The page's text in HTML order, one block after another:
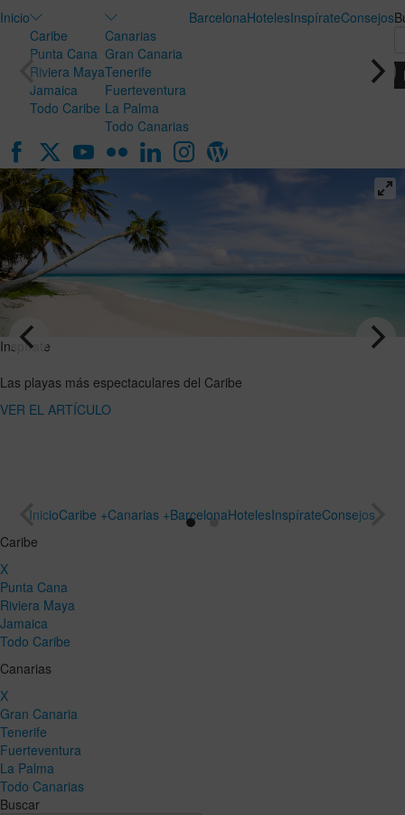
Inicio
Caribe
Punta Cana
Riviera Maya
Jamaica
Todo Caribe
Canarias
Gran Canaria
Tenerife
Fuerteventura
La Palma
Todo Canarias
BarcelonaHotelesInspírateConsejos
Inspírate
VER EL
miel en
ideal para
InicioCaribe +Canarias +BarcelonaHotelesInspírateConsejos
Caribe
X
Punta Cana
Riviera Maya
Jamaica
Todo Caribe
Canarias
X
Gran Canaria
Tenerife
Fuerteventura
La Palma
Todo Canarias
Buscar